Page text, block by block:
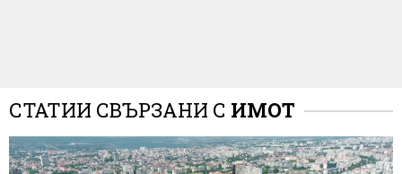
СТАТИИ СВЪРЗАНИ С ИМОТ